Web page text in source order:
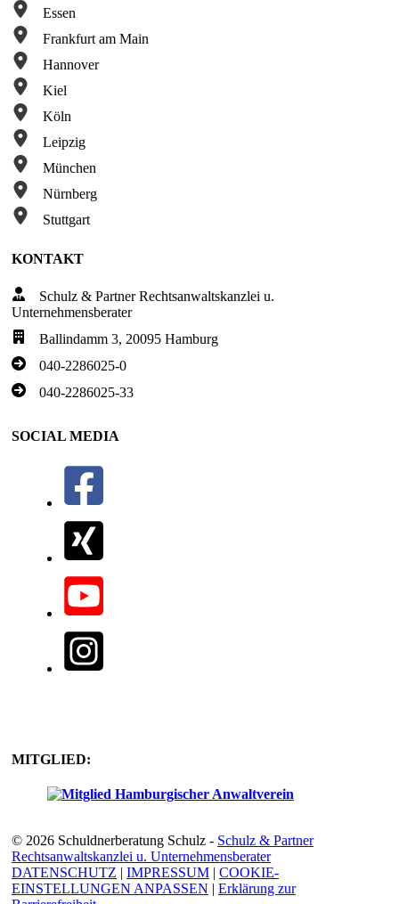
Essen
Frankfurt am Main
Hannover
Kiel
Köln
Leipzig
München
Nürnberg
Stuttgart
KONTAKT
Schulz & Partner Rechtsanwaltskanzlei u.
Unternehmensberater
Ballindamm 3, 20095 Hamburg
040-2286025-0
040-2286025-33
SOCIAL MEDIA
MITGLIED:
© 2026 Schuldnerberatung Schulz - Schulz & Partner
Rechtsanwaltskanzlei u. Unternehmensberater
DATENSCHUTZ | IMPRESSUM | COOKIE-
EINSTELLUNGEN ANPASSEN | Erklärung zur